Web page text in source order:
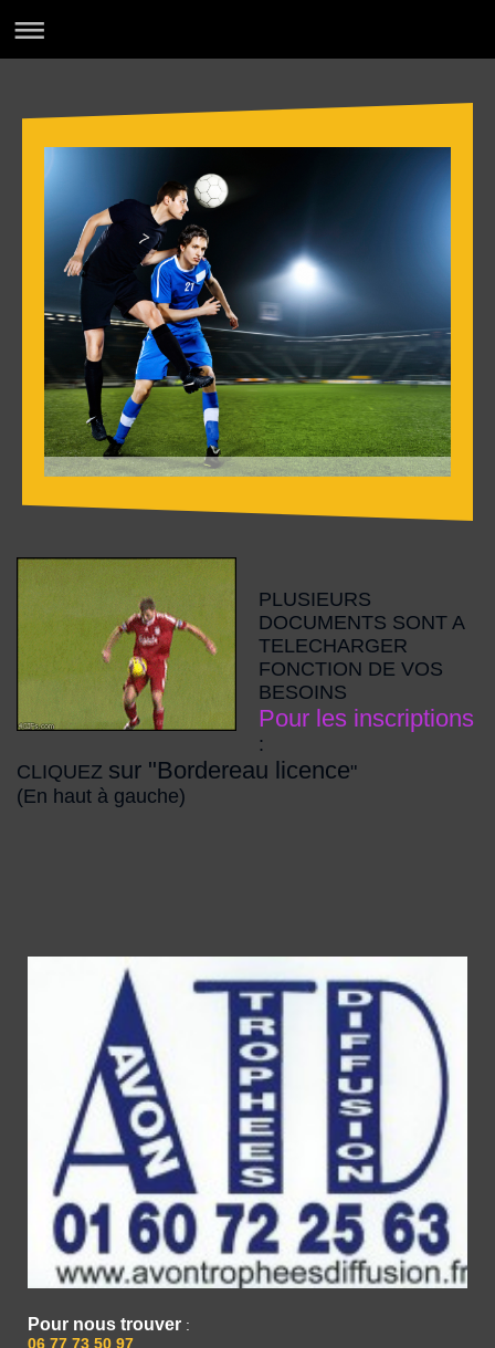
PLUSIEURS
DOCUMENTS SONT A
TELECHARGER
FONCTION DE VOS
BESOINS
Pour les inscriptions
:
CLIQUEZ sur "Bordereau licence"
(En haut à gauche)
Pour nous trouver :
06 77 73 50 97